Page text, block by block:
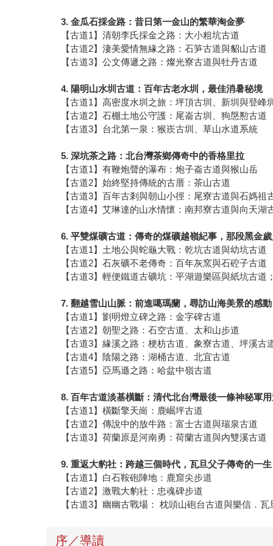
3.金瓜石採金路：昔日第一金山的繁華淘金夢
【古道1】清朝李氏採金之路：大小粗坑古道
【古道2】淒美愛情無緣之路：石笋古道與貂山古道
【古道3】公文傳遞之路：燦光寮古道與牡丹古道
4. 陽明山水圳古道：百年古老水圳，最佳消暑秘境
【古道1】高密度水圳之旅：坪頂古圳、新圳與登峰圳
【古道2】石棚土地公守護：尾崙古圳、狗慇懃古道
【古道3】台北第一泉：猴崁古圳、草山水道系統
5.深坑茶之路：北台灣茶鄉傳奇中的香格里拉
【古道1】有鞭炮聲的瀑布：炮子崙古道與猴山岳
【古道2】始終堅持傳統的古厝：茶山古道
【古道3】百年古剎與朝山小徑：尾寮古道與石媽祖
【古道4】艾琳達的山水情懷：南邦寮古道與向天湖
6.平雙煤礦古道：傳奇的煤礦越嶺紀事，那段黑金歲
【古道1】土地公與蛇龜大戰：乾坑古道與幼坑古道
【古道2】石灰礦不老傳奇：百年灰窯與石硿子古道
【古道3】輕便鐵道古礦坑：平湖遊樂區與紙坑古道；
7.翻越雪山山脈：前進噶瑪蘭，尋訪山海美景的感動
【古道1】劉明燈立碑之路：金字碑古道
【古道2】朝聖之路：石空古道、太和山步道
【古道3】緣溪之路：梗枋古道、象寮古道、坪溪古
【古道4】陰陽之路：湖桶古道、北宜古道
【古道5】亞馬遜之路：哈盆中嶺古道
8.百年古道淡基橫斷：清代北台灣最後一條神秘軍
【古道1】橫斷擎天崗：鹿崛坪古道
【古道2】傳說中的放牛路：富士古道與瑞泉古道
【古道3】荷蘭原是河南勇：荷蘭古道與內雙溪古道
9.重返大豹社：跨越三個時代，瓦旦父子傳奇的一生
【古道1】白石鞍砲陣地：鹿窟尖步道
【古道2】激戰大豹社：忠魂碑步道
【古道3】幽幽古戰場： 枕頭山砲台古道與樂信．瓦
序／導讀